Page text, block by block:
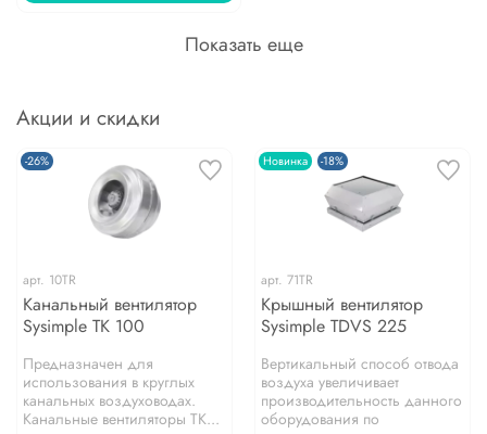
Показать еще
Акции и скидки
-26%
арт. 10TR
Канальный вентилятор
Sysimple TK 100
Предназначен для
использования в круглых
канальных воздуховодах.
Канальные вентиляторы TK...
Новинка -18%
арт. 71TR
Крышный вентилятор
Sysimple TDVS 225
Вертикальный способ отвода
воздуха увеличивает
производительность данного
оборудования по